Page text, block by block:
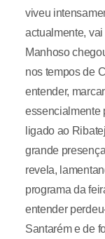
viveu
actualmente,
Manhoso
nos tempos de
entender,
essencialmente
ligado ao
grande
revela,
programa da
entender
Santarém e de